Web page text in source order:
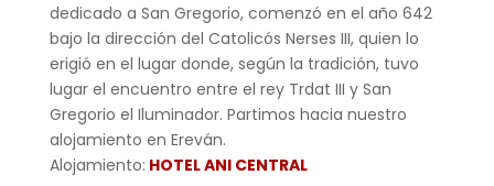
dedicado a San Gregorio, comenzó en el año 642
bajo la dirección del Catolicós Nerses III, quien lo
erigió en el lugar donde, según la tradición, tuvo
lugar el encuentro entre el rey Trdat III y San
Gregorio el Iluminador. Partimos hacia nuestro
alojamiento en Ereván.
Alojamiento: HOTEL ANI CENTRAL